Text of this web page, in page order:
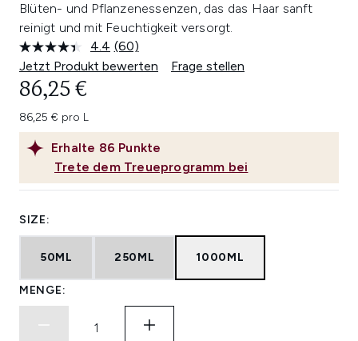
Blüten- und Pflanzenessenzen, das das Haar sanft
reinigt und mit Feuchtigkeit versorgt.
4.4 60
Bewertungen
Seite.
(60)
Jetzt Produkt bewerten
Frage stellen
Erhalte 86 Punkte
Trete dem Treueprogramm bei
86,25 €
86,25 € pro L
SIZE:
50ML 250ML 1000ML
MENGE: